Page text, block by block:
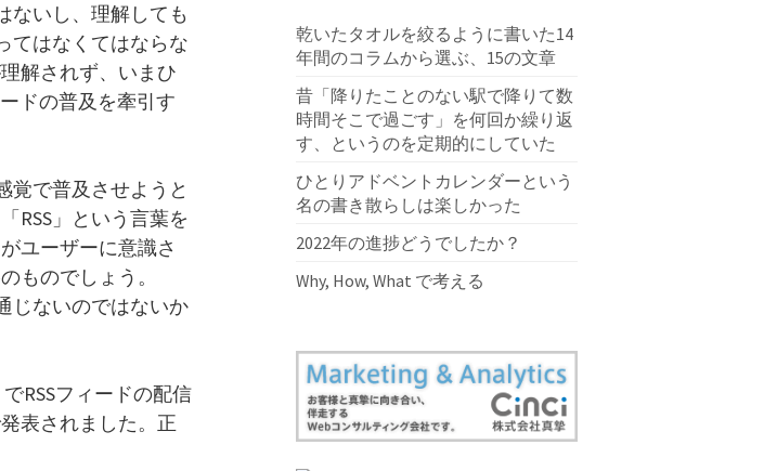
ないし、理解しても
てはなくてはならな
解されず、いまひ
ドの普及を牽引す
覚で普及させようと
RSS」という言葉を
ユーザーに意識さ
ものでしょう。
じないのではないか
RSSフィードの配信
表されました。正
乾いたタオルを絞るように書いた14
年間のコラムから選ぶ、15の文章
昔「降りたことのない駅で降りて数
時間そこで過ごす」を何回か繰り返
す、というのを定期的にしていた
ひとりアドベントカレンダーという
名の書き散らしは楽しかった
2022年の進捗どうでしたか？
Why, How, What で考える